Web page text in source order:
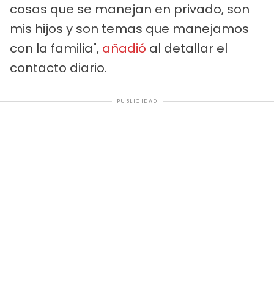
cosas que se manejan en privado, son
mis hijos y son temas que manejamos
con la familia", añadió al detallar el
contacto diario.
PUBLICIDAD